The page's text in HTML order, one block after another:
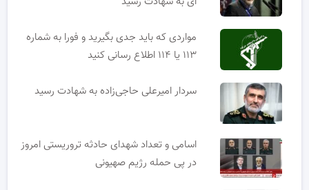
مواردی که باید جدی بگیرید و فورا به شماره
۱۱۳ یا ۱۱۴ اطلاع رسانی کنید
سردار امیرعلی حاجی‌زاده به شهادت رسید
اسامی و تعداد شهدای حادثه تروریستی امروز
در پی حمله رژیم صهیونی